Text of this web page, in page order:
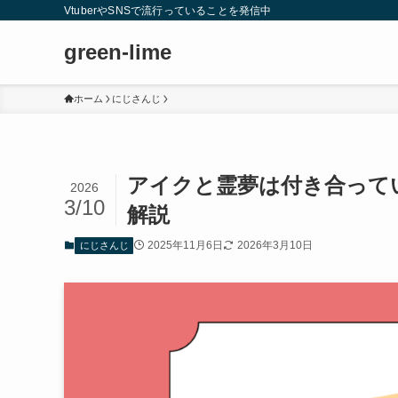
VtuberやSNSで流行っていることを発信中
green-lime
ホーム にじさんじ
アイクと霊夢は付き合っ
解説
2026
3/10
にじさんじ 2025年11月6日 2026年3月10日